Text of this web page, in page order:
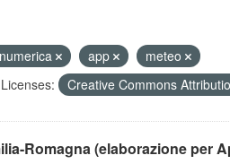
app
meteo
Licenses: Creative Commons
Romagna (elaborazione per